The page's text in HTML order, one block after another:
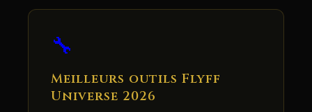
🔧
Meilleurs outils Flyff
Universe 2026